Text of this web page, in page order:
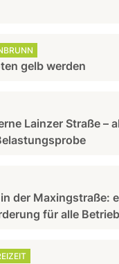
gelb werden
Lainzer Straße –
der Maxingstraße:
für alle